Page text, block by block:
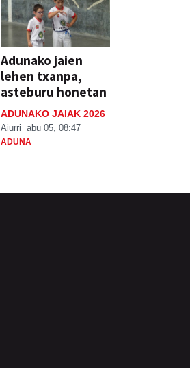
Adunako jaien
lehen txanpa,
asteburu honetan
ADUNAKO JAIAK 2026
Aiurri abu 05, 08:47
ADUNA